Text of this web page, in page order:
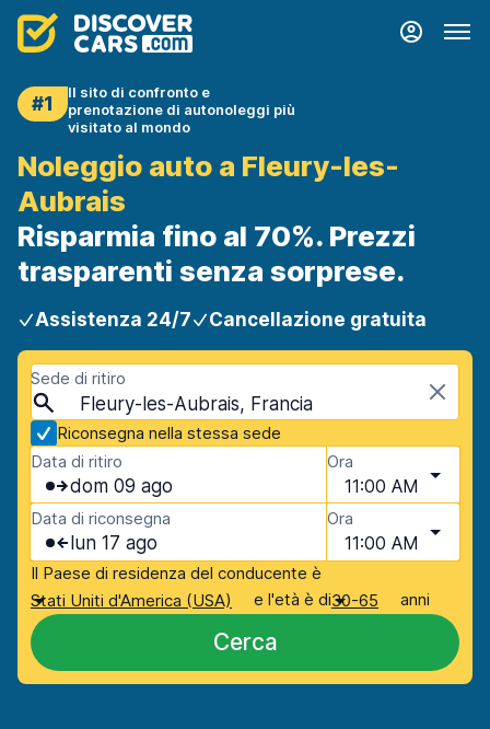
#1
Il sito di confronto e
prenotazione di autonoleggi più
visitato al mondo
Noleggio auto a Fleury-les-
Aubrais
Risparmia fino al 70%. Prezzi
trasparenti senza sorprese.
Assistenza 24/7 Cancellazione gratuita
Sede di ritiro
Fleury-les-Aubrais, Francia
Riconsegna nella stessa sede
Data di ritiro
dom 09 ago
Ora
11:00 AM
Data di riconsegna
lun 17 ago
Ora
11:00 AM
Il Paese di residenza del conducente è
Stati Uniti d'America (USA)
e l'età è di30-65 anni
Cerca